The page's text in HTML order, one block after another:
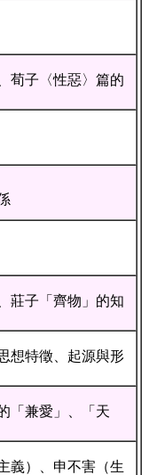
荀子〈性惡〉篇的
莊子「齊物」的知
想特徵、起源與形
「兼愛」、「天
義）、申不害（生